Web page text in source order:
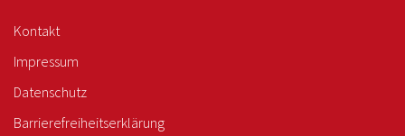
Kontakt
Impressum
Datenschutz
Barrierefreiheitserklärung